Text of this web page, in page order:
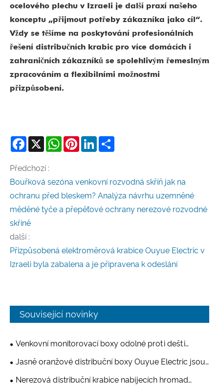
ocelového plechu v Izraeli je další praxí našeho
konceptu „přijmout potřeby zákazníka jako cíl“.
Vždy se těšíme na poskytování profesionálních
řešení distribučních krabic pro více domácích i
zahraničních zákazníků se spolehlivým řemeslným
zpracováním a flexibilními možnostmi
přizpůsobení.
Facebook
X WhatsAppPinterestLinkedIn
Předchozí :
Bouřková sezóna venkovní rozvodná skříň jak na
ochranu před bleskem? Analýza návrhu uzemněné
měděné tyče a přepěťové ochrany nerezové rozvodné
skříně
další :
Přizpůsobená elektroměrová krabice Ouyue Electric v
Izraeli byla zabalena a je připravena k odeslání
Související novinky
Venkovní monitorovací boxy odolné proti dešti
Ouyue Electric se montují v dávkách a chystají se
Jasně oranžové distribuční boxy Ouyue Electric jsou
současně dostupné ve Spojených státech: malý
Nerezová distribuční krabice nabíjecích hromad